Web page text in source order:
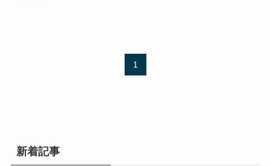
1
新着記事